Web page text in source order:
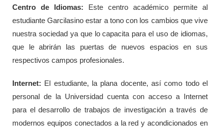
Centro de Idiomas: Este centro académico permite al
estudiante Garcilasino estar a tono con los cambios que vive
nuestra sociedad ya que lo capacita para el uso de idiomas,
que le abrirán las puertas de nuevos espacios en sus
respectivos campos profesionales.
Internet: El estudiante, la plana docente, así como todo el
personal de la Universidad cuenta con acceso a Internet
para el desarrollo de trabajos de investigación a través de
modernos equipos conectados a la red y acondicionados en